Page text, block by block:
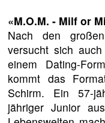
«M.O.M. - Milf or
Nach den
versucht sich
einem Dating-
kommt das
Schirm. Ein 57-
jähriger Junior